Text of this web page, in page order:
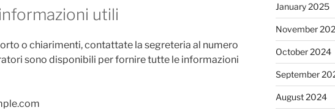
utili
o chiarimenti, contattate la segreteria al numero
sono disponibili per fornire tutte le informazioni
January 2025
November
October 2024
September
August 2024